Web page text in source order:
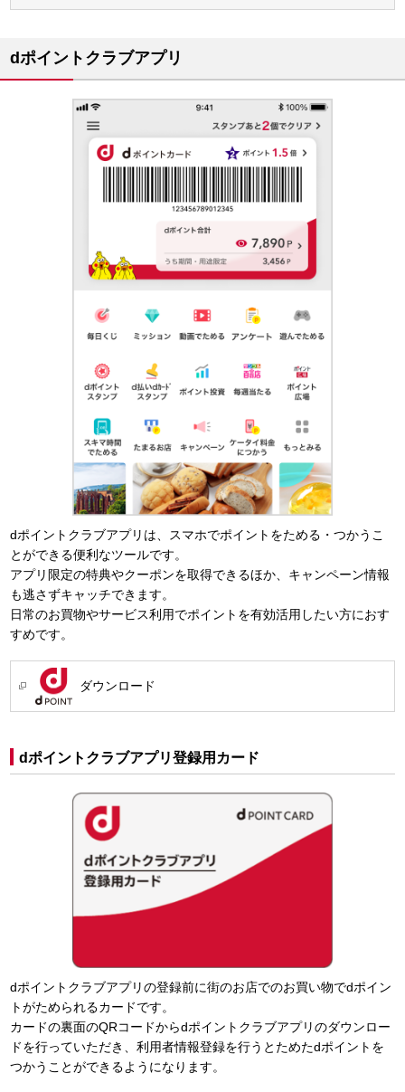
dポイントクラブアプリ
dポイントクラブアプリは、スマホでポイントをためる・つかうこ
とができる便利なツールです。
アプリ限定の特典やクーポンを取得できるほか、キャンペーン情報
も逃さずキャッチできます。
日常のお買物やサービス利用でポイントを有効活用したい方におす
すめです。
ダウンロード
dポイントクラブアプリ登録用カード
dポイントクラブアプリの登録前に街のお店でのお買い物でdポイン
トがためられるカードです。
カードの裏面のQRコードからdポイントクラブアプリのダウンロー
ドを行っていただき、利用者情報登録を行うとためたdポイントを
つかうことができるようになります。